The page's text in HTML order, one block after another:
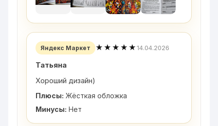
Яндекс Маркет ★★★★★14.04.2026
Татьяна
Хороший дизайн)
Плюсы: Жёсткая обложка
Минусы: Нет